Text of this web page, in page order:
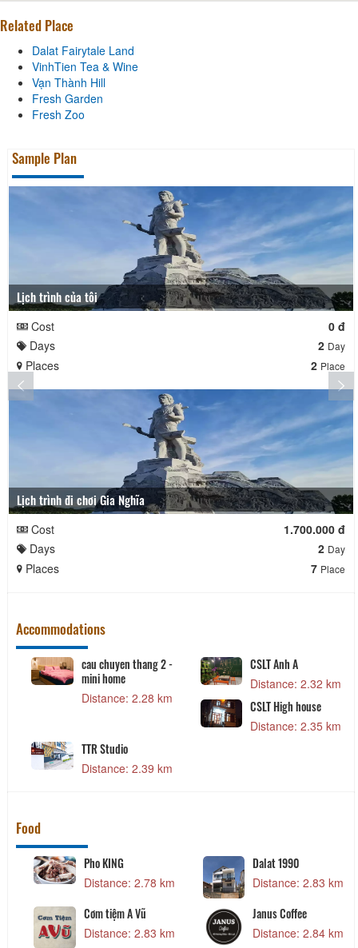
Related Place
Dalat Fairytale Land
VinhTien Tea & Wine
Vạn Thành Hill
Fresh Garden
Fresh Zoo
Sample Plan
Lịch trình của tôi
Cost
0 đ
Days
2 Day
Places 2 Place
Lịch trình đi chơi Gia Nghĩa
Cost
1.700.000 đ
Days
2 Day
Places 7 Place
Accommodations
cau chuyen thang 2 -
mini home
Distance: 2.28 km
CSLT Anh A
Distance: 2.32 km
CSLT High house
Distance: 2.35 km
TTR Studio
Distance: 2.39 km
Food
Pho KING
Distance: 2.78 km
Dalat 1990
Distance: 2.83 km
Cơm tiệm A Vũ
Distance: 2.83 km
Janus Coffee
Distance: 2.84 km